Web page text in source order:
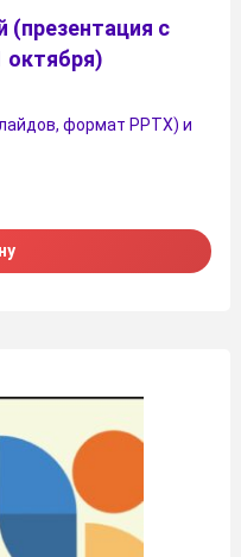
с
октября)
формат PPTX) и